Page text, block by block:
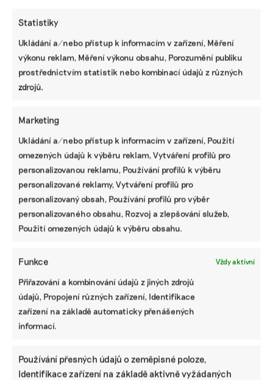
Statistiky
Ukládání a/nebo přístup k informacím v zařízení, Měření
výkonu reklam, Měření výkonu obsahu, Porozumění publiku
prostřednictvím statistik nebo kombinací údajů z různých
zdrojů.
Marketing
Ukládání a/nebo přístup k informacím v zařízení, Použití
omezených údajů k výběru reklam, Vytváření profilů pro
personalizovanou reklamu, Používání profilů k výběru
personalizované reklamy, Vytváření profilů pro
personalizovaný obsah, Používání profilů pro výběr
personalizovaného obsahu, Rozvoj a zlepšování služeb,
Použití omezených údajů k výběru obsahu.
Funkce Vždy aktivní
Přiřazování a kombinování údajů z jiných zdrojů
údajů, Propojení různých zařízení, Identifikace
zařízení na základě automaticky přenášených
informací.
Používání přesných údajů o zeměpisné poloze,
Identifikace zařízení na základě aktivně vyžádaných
Kněžice jsou průkopníkem v soběstačnosti.
Brzy ale jejich obyvatelům může zdražit
teplo na dvojnásobek
Středočeské Kněžice se už bezmála dvacet let spoléhají
s dodávkou tepla na vlastní bioplynku a kotelnu. Kvůli
končící podpoře ale budou muset omezit výrobu, nebo
úplně skončit. Podobný osud přitom hrozí desítkám
Energetika | bioplynky,Kněžice